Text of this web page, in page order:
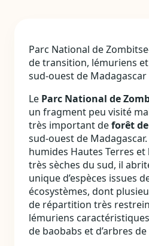
Parc National de
de transition, lémuriens
sud‑ouest de Madagascar
Le Parc National de
un fragment peu visité
très important deforêt
sud‑ouest de
humides Hautes Terres
très sèches du sud, il
unique d’espèces issues
écosystèmes, dont
de répartition très
lémuriens
de baobabs et d’arbres